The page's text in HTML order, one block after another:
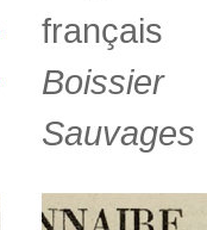
français
Sauvages